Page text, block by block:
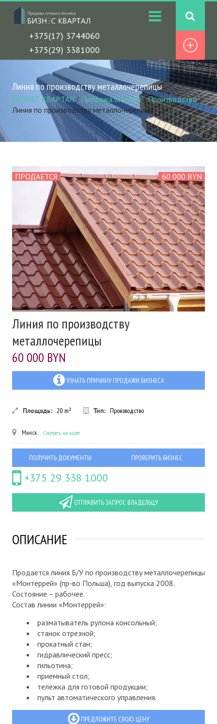
+375(17) 3744060
+375(29) 3381000
Линия по производству металлочерепицы
БИЗНЕС КВАРТАЛ/Продажа бизнеса/Производство/
Линия по производству металлочерепицы
ПРОДАЕТСЯ 60 000 BYN
Линия по производству
металлочерепицы
60 000 BYN
УЗНАТЬ ПРИЧИНУ ПРОДАЖИ БИЗНЕСА
Площадь: 20 m² Тип: Производство
Минск Смотреть на карте
ПОЛУЧИТЬ ДОКУМЕНТЫ ПРОВЕРИТЬ БИЗНЕС
+375 29 338 1000
ОТПРАВИТЬ ЗАПРОС ВЛАДЕЛЬЦУ
ОПИСАНИЕ
Продается линия Б/У по производству металлочерепицы
«Монтеррей» (пр-во Польша), год выпуска 2008.
Состояние – рабочее.
Состав линии «Монтеррей»:
разматыватель рулона консольный;
станок отрезной;
прокатный стан;
гидравлический пресс;
гильотина;
приемный стол;
тележка для готовой продукции;
пульт автоматического управления.
ПРЕДЛОЖИТЕ СВОЮ ЦЕНУ